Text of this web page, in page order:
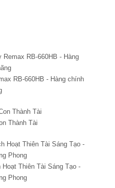
RB-660HB - Hàng chính
Thành Tài
Thiên Tài Sáng Tạo -
Phong